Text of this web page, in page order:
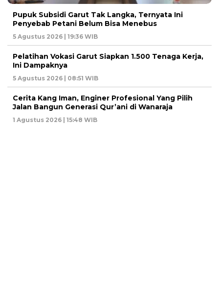
Pupuk Subsidi Garut Tak Langka, Ternyata Ini
Penyebab Petani Belum Bisa Menebus
5 Agustus 2026 | 19:36 WIB
Pelatihan Vokasi Garut Siapkan 1.500 Tenaga Kerja,
Ini Dampaknya
5 Agustus 2026 | 08:51 WIB
Cerita Kang Iman, Enginer Profesional Yang Pilih
Jalan Bangun Generasi Qur’ani di Wanaraja
1 Agustus 2026 | 15:48 WIB